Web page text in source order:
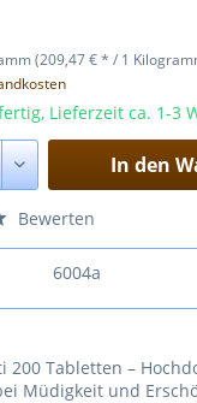
(209,47 € * / 1
Lieferzeit ca. 1-3
In den
Bewerten
6004a
200 Tabletten –
Müdigkeit und